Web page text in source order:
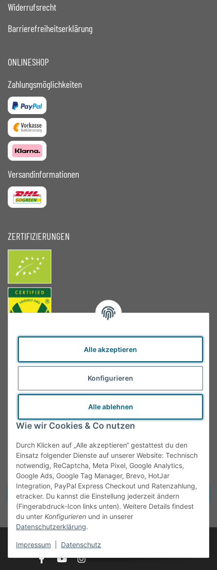
Alle akzeptieren
Konfigurieren
Alle ablehnen
Wie wir Cookies & Co nutzen
Durch Klicken auf „Alle akzeptieren“ gestattest du den
Einsatz folgender Dienste auf unserer Website: Technisch
notwendig, ReCaptcha, Meta Pixel, Google Analytics,
Google Ads, Google Tag Manager, Brevo, HotJar
Integration, PayPal Express Checkout und Ratenzahlung,
etracker. Du kannst die Einstellung jederzeit ändern
(Fingerabdruck-Icon links unten). Weitere Details findest
du unter Konfigurieren und in unserer
Datenschutzerklärung.
Impressum Datenschutz
Widerrufsrecht
Barrierefreiheitserklärung
ONLINESHOP
Zahlungsmöglichkeiten
Versandinformationen
ZERTIFIZIERUNGEN
Vertrag widerrufen
* Alle Preise inkl. gesetzlicher MwSt., zzgl. Versand
© Tante Olga